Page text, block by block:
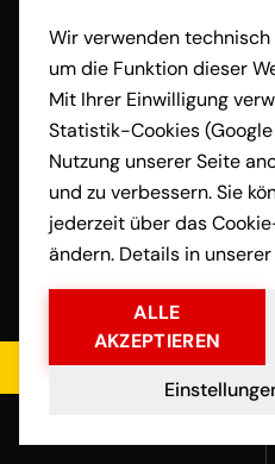
Umzug von Österreich nach Köln
Umzug von Österreich nach
Krefeld
Umzug von Österreich nach
Leverkusen
Umzug von Österreich nach
Ludwigsburg
Umzug von Österreich nach
Magdeburg
Umzug von Österreich nach
Umzug von Österreich nach
Mülheim an der Ruhr
Umzug von Österreich nach
Jetzt kostenloses
Wir verwenden
um die Funktion dieser
Mit Ihrer Einwilligung
Statistik-Cookies
Nutzung unserer Seite
und zu verbessern. Sie
jederzeit über das
ändern. Details in unserer
ALLE
AKZEPTIEREN